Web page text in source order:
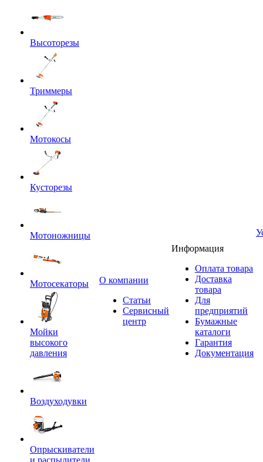
Высоторезы
Триммеры
Мотокосы
Кусторезы
Мотоножницы
Мотосекаторы
Мойки
высокого
давления
Воздуходувки
Опрыскиватели
и распылители
O компании
Статьи
Сервисный
центр
Информация
Оплата товара
Доставка
товара
Для
предприятий
Бумажные
каталоги
Гарантия
Документация